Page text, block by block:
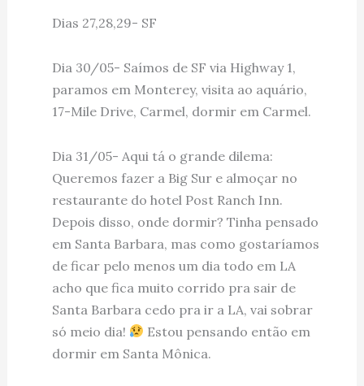
Dias 27,28,29- SF
Dia 30/05- Saímos de SF via Highway 1,
paramos em Monterey, visita ao aquário,
17-Mile Drive, Carmel, dormir em Carmel.
Dia 31/05- Aqui tá o grande dilema:
Queremos fazer a Big Sur e almoçar no
restaurante do hotel Post Ranch Inn.
Depois disso, onde dormir? Tinha pensado
em Santa Barbara, mas como gostaríamos
de ficar pelo menos um dia todo em LA
acho que fica muito corrido pra sair de
Santa Barbara cedo pra ir a LA, vai sobrar
só meio dia!
Estou pensando então em
dormir em Santa Mônica.